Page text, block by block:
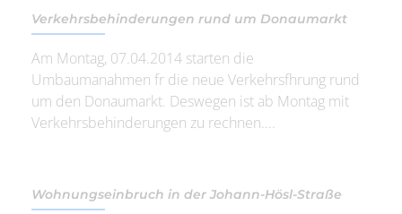
Verkehrsbehinderungen rund um Donaumarkt
Am Montag, 07.04.2014 starten die
Umbaumanahmen fr die neue Verkehrsfhrung rund
um den Donaumarkt. Deswegen ist ab Montag mit
Verkehrsbehinderungen zu rechnen....
Wohnungseinbruch in der Johann-Hösl-Straße